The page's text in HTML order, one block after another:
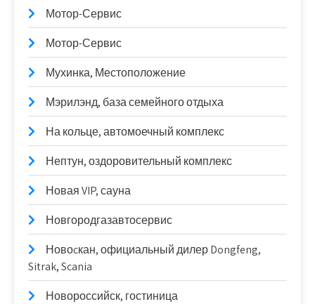
Мотор-Сервис
Мотор-Сервис
Мухинка, Местоположение
Мэрилэнд, база семейного отдыха
На кольце, автомоечный комплекс
Нептун, оздоровительный комплекс
Новая VIP, сауна
Новгородгазавтосервис
Новоcкан, официальный дилер Dongfeng,
Sitrak, Scania
Новороссийск, гостиница